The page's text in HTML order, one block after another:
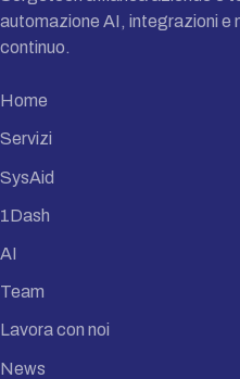
automazione AI, integrazioni e
continuo.
Home
Servizi
SysAid
1Dash
AI
Team
Lavora con noi
News